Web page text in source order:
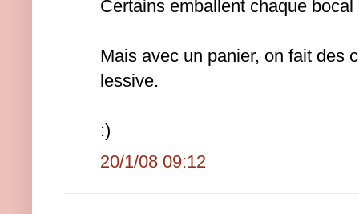
Certains emballent chaque
Mais avec un panier, on fait des
lessive.
:)
20/1/08 09:12